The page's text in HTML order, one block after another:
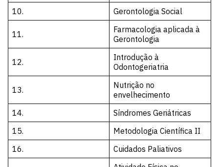
10.
Gerontologia Social
11.
Farmacologia aplicada à
Gerontologia
12.
Introdução à
Odontogeriatria
13.
Nutrição no
envelhecimento
14.
Síndromes Geriátricas
15.
Metodologia Científica II
16.
Cuidados Paliativos